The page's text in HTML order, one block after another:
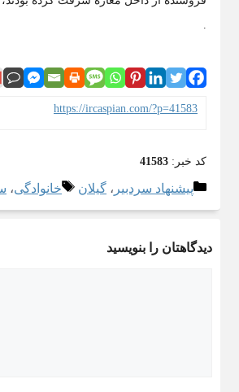
.
https://ircaspian.com/?p=41583
کد خبر: 41583
دسته‌ها
پیشنهاد سردبیر ، گیلان برچسب‌ها
خانوادگی،
دیدگاهتان را بنویسید